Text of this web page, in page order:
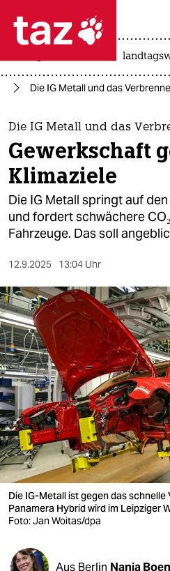
 taz zahl
taz zahl ich
themen
politik
öko
gesellschaft
sport
berlin
nord
wahrheit
verlag
verlag
veranstaltungen
shop
fragen & hilfe
unterstützen
Die IG Metall und das
Die IG Metall und das
Gewerkschaft
Klimaziele
Die IG Metall springt auf
und fordert schwächere
Fahrzeuge. Das soll
12.9.2025 13:04 Uhr
Die IG-Metall ist gegen das
Panamera Hybrid wird im Leipziger
Foto: Jan Woitas/dpa
Aus Berlin Nanja